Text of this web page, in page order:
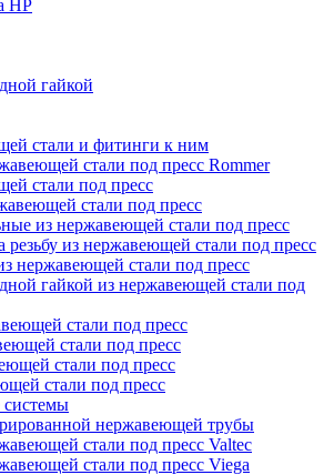
НР
гайкой
стали и фитинги к ним
стали под пресс Rommer
стали под пресс
стали под пресс
из нержавеющей стали под пресс
из нержавеющей стали под пресс
нержавеющей стали под пресс
гайкой из нержавеющей стали под
стали под пресс
стали под пресс
стали под пресс
стали под пресс
системы
нержавеющей трубы
стали под пресс Valtec
стали под пресс Viega